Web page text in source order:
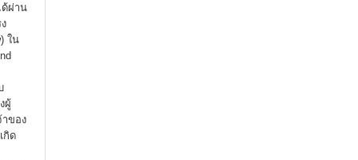
ด้ผ่าน
ใน
ผู้
าของ
กิด